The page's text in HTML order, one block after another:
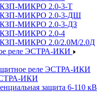
МИКРО 2.0-3-Т
МИКРО 2.0-3-ДШ
МИКРО 2.0-3-ДЗ
МИКРО 2.0-4
МИКРО 2.0/2.0М/2.0Д
реле ЭСТРА-ИКИ
реле ЭСТРА-ИКИ
ИКИ
защита 6-110 кВ